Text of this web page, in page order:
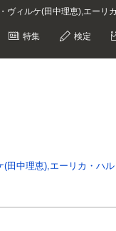
ヴィルケ(田中理恵),エー
特集 検定
(田中理恵),エーリカ・ハ